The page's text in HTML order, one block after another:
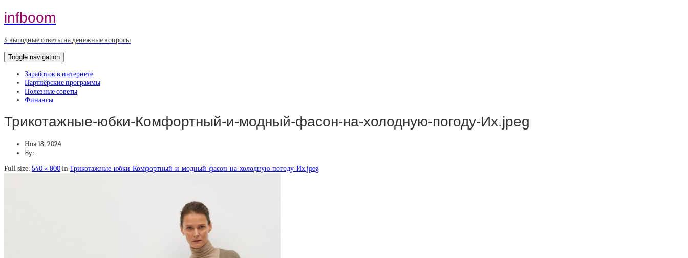
infboom
$ выгодные ответы на денежные вопросы
Toggle navigation
Заработок в интернете
Партнёрские программы
Полезные советы
Финансы
Трикотажные-юбки-Комфортный-и-модный-фасон-на-холодную-погоду-Их.jpeg
Ноя 18, 2024
By:
Full size: 540 × 800inТрикотажные-юбки-Комфортный-и-модный-фасон-на-холодную-погоду-Их.jpeg